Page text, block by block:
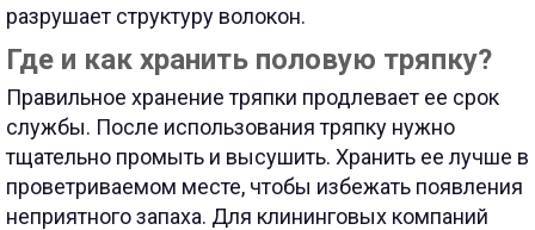
разрушает структуру волокон.
Где и как хранить половую тряпку?
Правильное хранение тряпки продлевает ее срок
службы. После использования тряпку нужно
тщательно промыть и высушить. Хранить ее лучше в
проветриваемом месте, чтобы избежать появления
неприятного запаха. Для клининговых компаний